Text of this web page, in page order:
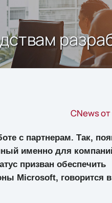
CNews
с партнерам. Так,
именно для
призван обеспечить
Microsoft, говорится в